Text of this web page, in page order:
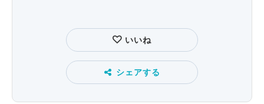
いいね
シェアする